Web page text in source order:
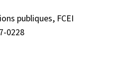
publiques, FCEI
0228